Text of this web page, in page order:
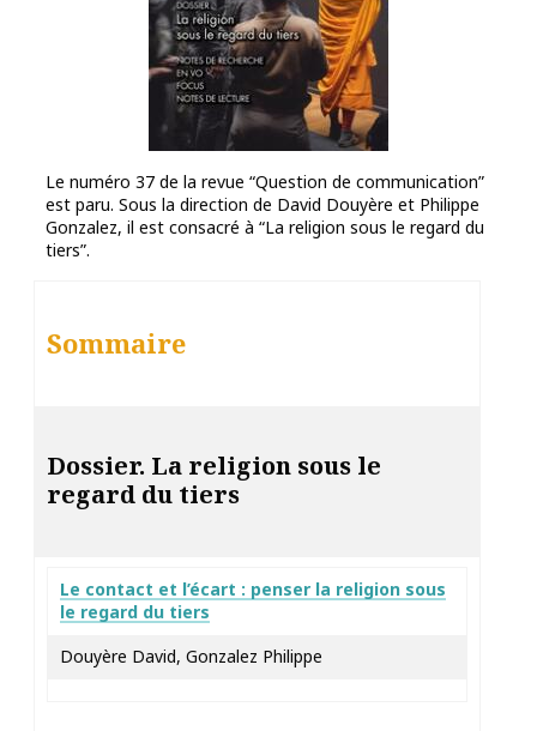
Le numéro 37 de la revue “Question de communication”
est paru. Sous la direction de David Douyère et Philippe
Gonzalez, il est consacré à “La religion sous le regard du
tiers”.
Sommaire
Dossier. La religion sous le
regard du tiers
Le contact et l’écart : penser la religion sous
le regard du tiers
Douyère David, Gonzalez Philippe